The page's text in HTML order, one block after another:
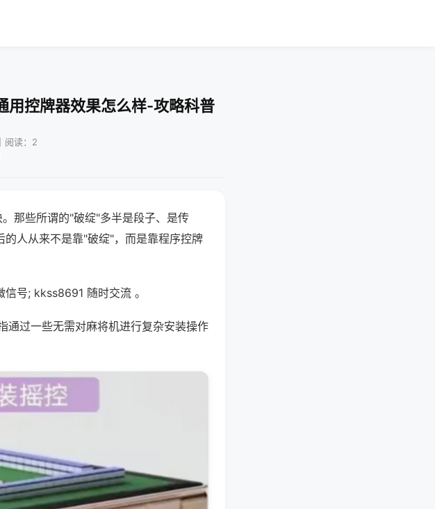
用控牌器效果怎么样-攻略科普
阅读：2
那些所谓的"破绽"多半是段子、是传
人从来不是靠"破绽"，而是靠程序控牌
号; kkss8691 随时交流 。
通过一些无需对麻将机进行复杂安装操作